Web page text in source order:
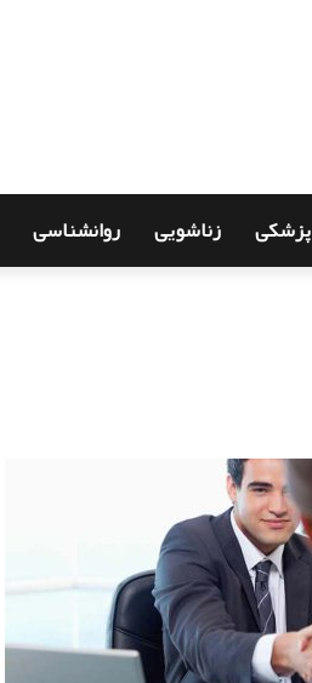
پزشکی زناشویی روانشناسی